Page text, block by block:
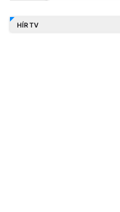
HÍR TV